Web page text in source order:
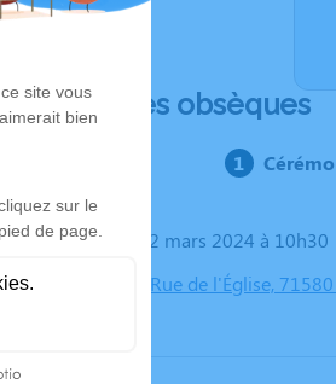
Déroulé des obsèques
Le mardi 12 mars 2024 à 10h30
Église 175 Rue de l'Église,